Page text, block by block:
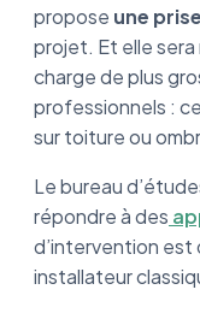
propose une
projet. Et elle sera
charge de plus
professionnels :
sur toiture ou
Le bureau
répondre à des
d’intervention est
installateur